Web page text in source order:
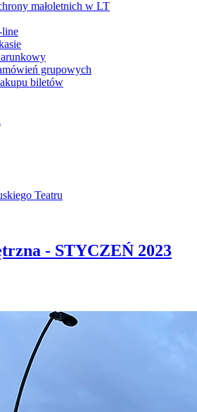
małoletnich w LT
line
grupowych
biletów
Teatru
- STYCZEŃ 2023